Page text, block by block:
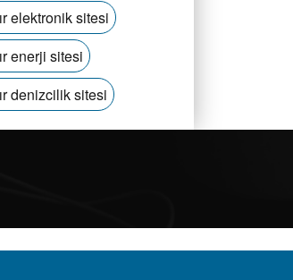
elektronik sitesi
enerji sitesi
denizcilik sitesi